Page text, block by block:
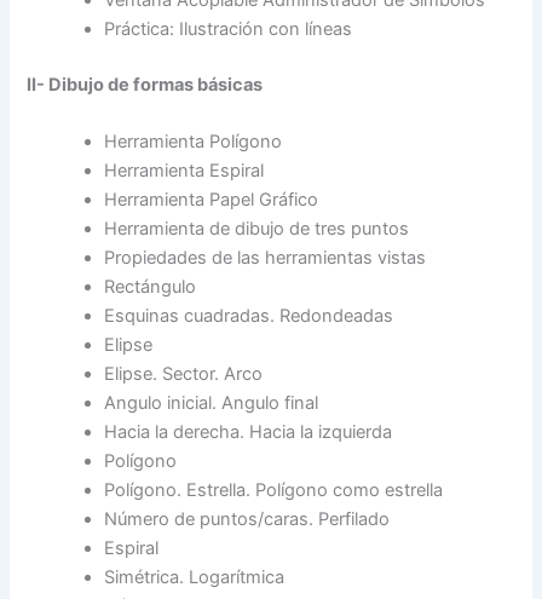
Práctica: Ilustración con líneas
II- Dibujo de formas básicas
Herramienta Polígono
Herramienta Espiral
Herramienta Papel Gráfico
Herramienta de dibujo de tres puntos
Propiedades de las herramientas vistas
Rectángulo
Esquinas cuadradas. Redondeadas
Elipse
Elipse. Sector. Arco
Angulo inicial. Angulo final
Hacia la derecha. Hacia la izquierda
Polígono
Polígono. Estrella. Polígono como estrella
Número de puntos/caras. Perfilado
Espiral
Simétrica. Logarítmica